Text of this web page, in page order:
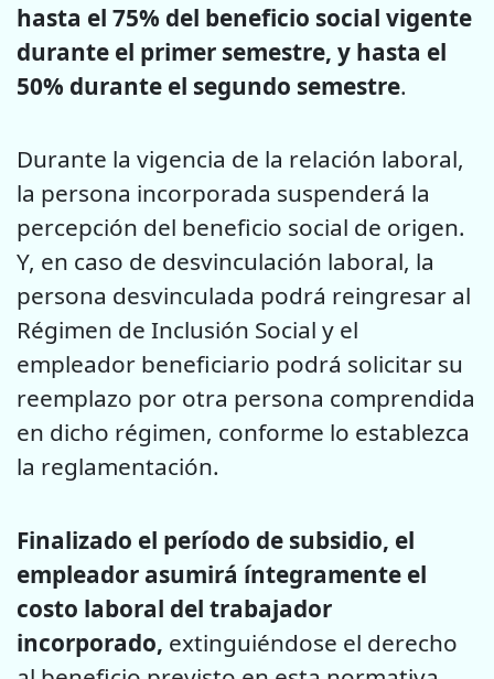
hasta el 75% del beneficio social vigente
durante el primer semestre, y hasta el
50% durante el segundo semestre.
Durante la vigencia de la relación laboral,
la persona incorporada suspenderá la
percepción del beneficio social de origen.
Y, en caso de desvinculación laboral, la
persona desvinculada podrá reingresar al
Régimen de Inclusión Social y el
empleador beneficiario podrá solicitar su
reemplazo por otra persona comprendida
en dicho régimen, conforme lo establezca
la reglamentación.
Finalizado el período de subsidio, el
empleador asumirá íntegramente el
costo laboral del trabajador
incorporado, extinguiéndose el derecho